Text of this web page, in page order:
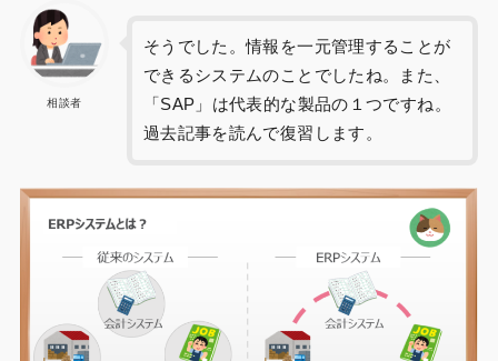
相談者
そうでした。情報を一元管理することが
できるシステムのことでしたね。また、
「SAP」は代表的な製品の１つですね。
過去記事を読んで復習します。